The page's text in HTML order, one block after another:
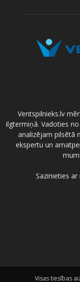
Ventspilnieks.lv
ilgtermiņā. Vadoties
analizējam pilsētā
ekspertu un
Sazinieties ar
Visas tiesības